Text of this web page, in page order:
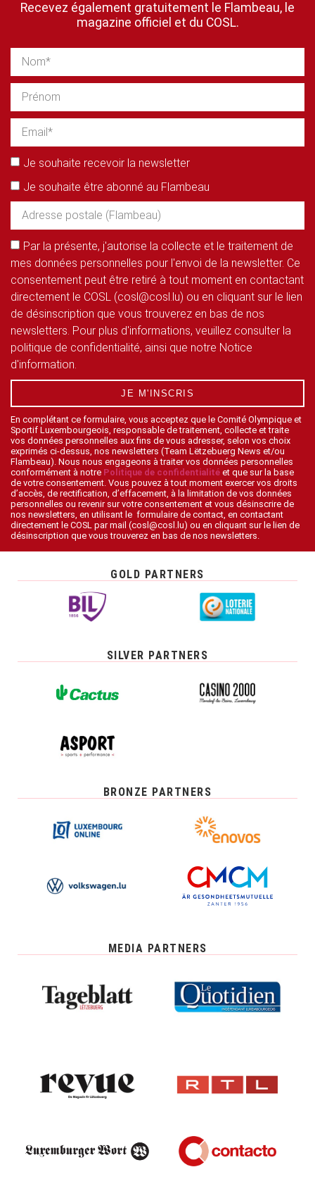
Recevez également gratuitement le Flambeau, le
magazine officiel et du COSL.
Je souhaite recevoir la newsletter
Je souhaite être abonné au Flambeau
Par la présente, j'autorise la collecte et le traitement de
mes données personnelles pour l'envoi de la newsletter. Ce
consentement peut être retiré à tout moment en contactant
directement le COSL (cosl@cosl.lu) ou en cliquant sur le lien
de désinscription que vous trouverez en bas de nos
newsletters. Pour plus d'informations, veuillez consulter la
politique de confidentialité, ainsi que notre Notice
d'information.
JE M'INSCRIS
En complétant ce formulaire, vous acceptez que le Comité Olympique et
Sportif Luxembourgeois, responsable de traitement, collecte et traite
vos données personnelles aux fins de vous adresser, selon vos choix
exprimés ci-dessus, nos newsletters (Team Lëtzebuerg News et/ou
Flambeau). Nous nous engageons à traiter vos données personnelles
conformément à notre Politique de confidentialité et que sur la base
de votre consentement. Vous pouvez à tout moment exercer vos droits
d’accès, de rectification, d’effacement, à la limitation de vos données
personnelles ou revenir sur votre consentement et vous désinscrire de
nos newsletters, en utilisant le formulaire de contact, en contactant
directement le COSL par mail (cosl@cosl.lu) ou en cliquant sur le lien de
désinscription que vous trouverez en bas de nos newsletters.
GOLD PARTNERS
SILVER PARTNERS
BRONZE PARTNERS
MEDIA PARTNERS